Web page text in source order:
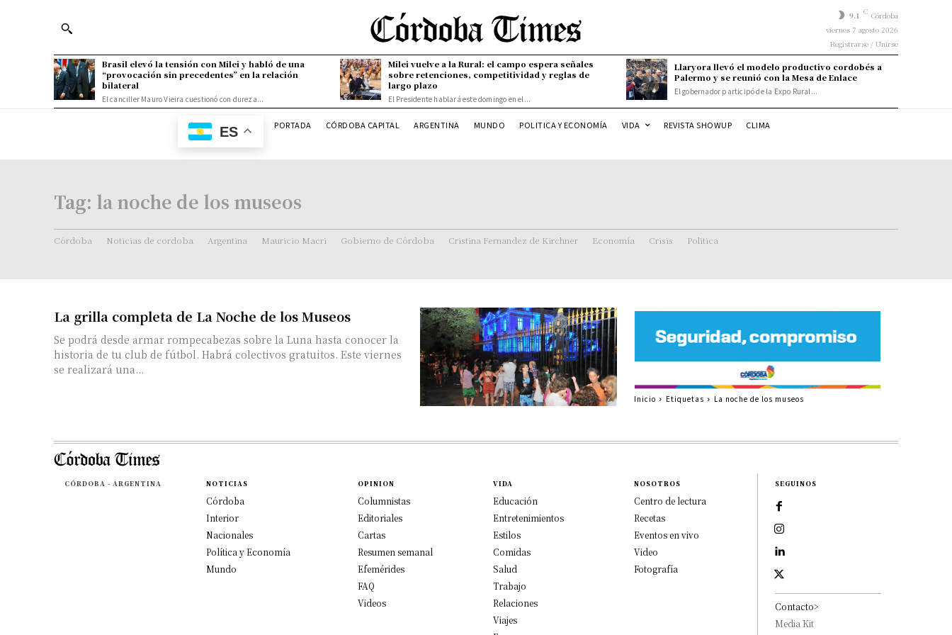
9.1 C Córdoba
viernes 7 agosto 2026
Registrarse / Unirse
Brasil elevó la tensión con Milei y habló de una
“provocación sin precedentes” en la relación
bilateral
El canciller Mauro Vieira cuestionó con dureza...
Milei vuelve a la Rural: el campo espera señales
sobre retenciones, competitividad y reglas de
largo plazo
El Presidente hablará este domingo en el...
Llaryora llevó el modelo productivo cordobés a
Palermo y se reunió con la Mesa de Enlace
El gobernador participó de la Expo Rural...
ES PORTADA CÓRDOBA CAPITAL ARGENTINA MUNDO POLITICA Y ECONOMÍA VIDA REVISTA SHOWUP CLIMA
Tag: la noche de los museos
Córdoba Noticias de cordoba Argentina Mauricio Macri Gobierno de Córdoba Cristina Fernandez de Kirchner Economía Crisis Politica
La grilla completa de La Noche de los Museos
Se podrá desde armar rompecabezas sobre la Luna hasta conocer la
historia de tu club de fútbol. Habrá colectivos gratuitos. Este viernes
se realizará una...
Inicio Etiquetas La noche de los museos
CÓRDOBA - ARGENTINA NOTICIAS
Córdoba
Interior
Nacionales
Política y Economía
Mundo
OPINION
Columnistas
Editoriales
Cartas
Resumen semanal
Efemérides
FAQ
Videos
VIDA
Educación
Entretenimientos
Estilos
Comidas
Salud
Trabajo
Relaciones
Viajes
NOSOTROS
Centro de lectura
Recetas
Eventos en vivo
Video
Fotografía
SEGUINOS
Contacto>
Media Kit